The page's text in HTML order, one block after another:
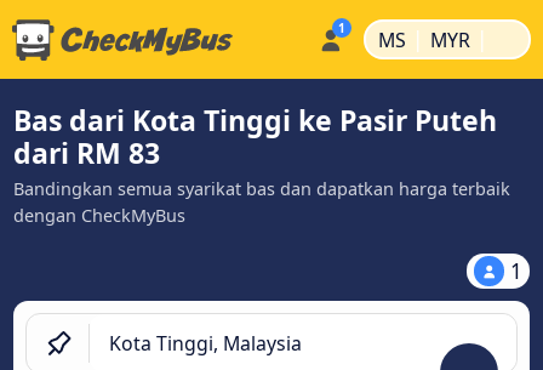
MS | MYR |
Bas dari Kota Tinggi ke Pasir Puteh
dari RM 83
Bandingkan semua syarikat bas dan dapatkan harga terbaik
dengan CheckMyBus
1